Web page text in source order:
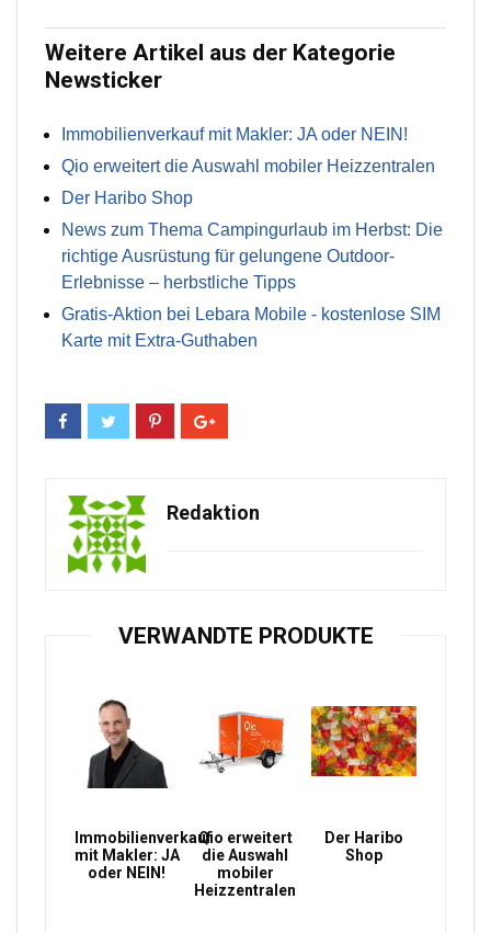
Weitere Artikel aus der Kategorie
Newsticker
Immobilienverkauf mit Makler: JA oder NEIN!
Qio erweitert die Auswahl mobiler Heizzentralen
Der Haribo Shop
News zum Thema Campingurlaub im Herbst: Die
richtige Ausrüstung für gelungene Outdoor-
Erlebnisse – herbstliche Tipps
Gratis-Aktion bei Lebara Mobile - kostenlose SIM
Karte mit Extra-Guthaben
Redaktion
VERWANDTE PRODUKTE
Immobilienverkauf
mit Makler: JA
oder NEIN!
Qio erweitert
die Auswahl
mobiler
Heizzentralen
Der Haribo
Shop